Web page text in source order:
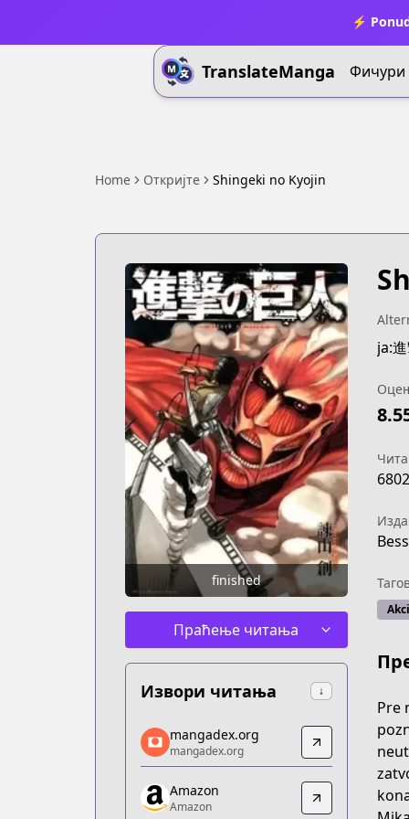
⚡
TranslateManga Фичури
Home Откријте Shingeki no Kyojin
finished
Праћење читања
Извори читања ↓
mangadex.org
mangadex.org
https://mangadex.org/title/304ceac3-
Amazon
mangadex.org
mangadex.org
Amazon
Amazon
ja:
Pre